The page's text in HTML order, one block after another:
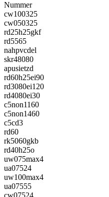
Nummer
cw100325
cw050325
rd25h25gkf
rd5565
nahpvcdel
skr48080
apusietzd
rd60h25ei90
rd3080ei120
rd4080ei30
c5non1160
c5non1460
c5cd3
rd60
rk5060gkb
rd40h25o
uw075max4
ua07524
uw100max4
ua07555